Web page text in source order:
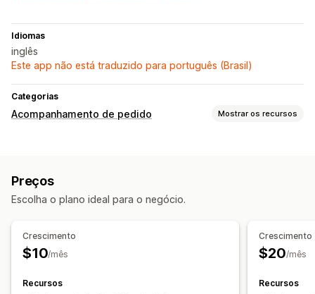
Idiomas
inglês
Este app não está traduzido para português (Brasil)
Categorias
Acompanhamento de pedido Mostrar os recursos
Rastreamento em tempo real
Link de rastreamento personalizado
Preços
Escolha o plano ideal para o negócio.
Crescimento
$10/mês
Recursos
Crescimento
$20/mês
Recursos